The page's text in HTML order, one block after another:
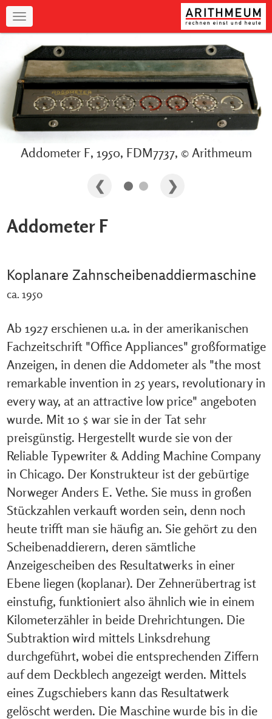
Navigation
Addometer F, 1950, FDM7737, © Arithmeum
Addometer F
Koplanare Zahnscheibenaddiermaschine
ca. 1950
Ab 1927 erschienen u.a. in der amerikanischen
Fachzeitschrift "Office Appliances" großformatige
Anzeigen, in denen die Addometer als "the most
remarkable invention in 25 years, revolutionary in
every way, at an attractive low price" angeboten
wurde. Mit 10 $ war sie in der Tat sehr
preisgünstig. Hergestellt wurde sie von der
Reliable Typewriter & Adding Machine Company
in Chicago. Der Konstrukteur ist der gebürtige
Norweger Anders E. Vethe. Sie muss in großen
Stückzahlen verkauft worden sein, denn noch
heute trifft man sie häufig an. Sie gehört zu den
Scheibenaddierern, deren sämtliche
Anzeigescheiben des Resultatwerks in einer
Ebene liegen (koplanar). Der Zehnerübertrag ist
einstufig, funktioniert also ähnlich wie in einem
Kilometerzähler in beide Drehrichtungen. Die
Subtraktion wird mittels Linksdrehung
durchgeführt, wobei die entsprechenden Ziffern
auf dem Deckblech angezeigt werden. Mittels
eines Zugschiebers kann das Resultatwerk
gelöscht werden. Die Maschine wurde bis in die